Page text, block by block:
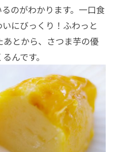
のがわかります。一口食
にびっくり！ふわっと
とから、さつま芋の優
んです。